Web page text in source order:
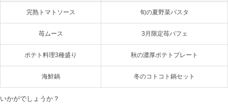
完熟トマトソース 旬の夏野菜パスタ
苺ムース 3月限定苺パフェ
ポテト料理3種盛り 秋の濃厚ポテトプレート
海鮮鍋 冬のコトコト鍋セット
いかがでしょうか？